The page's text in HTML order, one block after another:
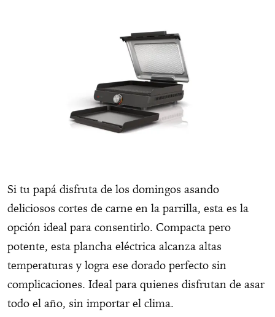
Si tu papá disfruta de los domingos asando
deliciosos cortes de carne en la parrilla, esta es la
opción ideal para consentirlo. Compacta pero
potente, esta plancha eléctrica alcanza altas
temperaturas y logra ese dorado perfecto sin
complicaciones. Ideal para quienes disfrutan de asar
todo el año, sin importar el clima.